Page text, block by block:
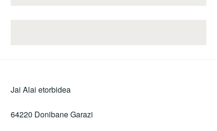
Jai Alai etorbidea
64220 Donibane Garazi